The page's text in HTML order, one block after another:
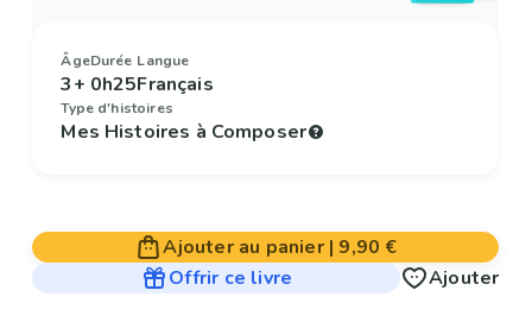
Âge
3+
Durée
0h25
Langue
Français
Type d'histoires
Mes Histoires à Composer
Ajouter au panier| 9,90 €
Offrir ce livre
Ajouter